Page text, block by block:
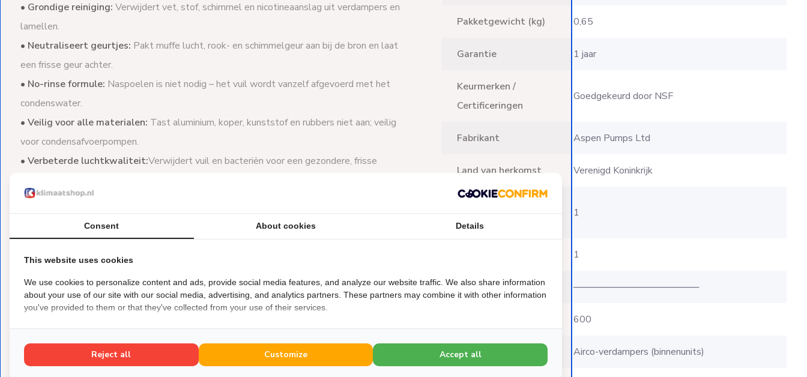
• Grondige reiniging: Verwijdert vet, stof, schimmel en nicotineaanslag uit verdampers en
lamellen.
• Neutraliseert geurtjes: Pakt muffe lucht, rook- en schimmelgeur aan bij de bron en laat
een frisse geur achter.
• No-rinse formule: Naspoelen is niet nodig – het vuil wordt vanzelf afgevoerd met het
condenswater.
• Veilig voor alle materialen: Tast aluminium, koper, kunststof en rubbers niet aan; veilig
voor condensafvoerpompen.
• Verbeterde luchtkwaliteit:Verwijdert vuil en bacteriën voor een gezondere, frisse
•Energiezuinig:Een schone verdamper verbetert de luchtstroom en vermindert het
•Milieuvriendelijk:Biologisch afbreekbaar, vrij van chloor, zuren en oplosmiddelen.
•Professioneel & gecertificeerd:
en
NSF-gecertificeerd voor veilig gebruik.
Combineer met handige accessoires
Advanced EasyFoam (buitenunit):
krachtige schuimreiniger voor condensors.
Pakketgewicht (kg) 0,65
Garantie 1 jaar
Keurmerken /
Certificeringen
Goedgekeurd door NSF
Fabrikant Aspen Pumps Ltd
Land van herkomst Verenigd Koninkrijk
(stuks)
1
1
▼ Specifieke gegevens ───────────────────
600
Geschikt voor Airco-verdampers (binnenunits)
Consent About cookies Details
This website uses cookies
We use cookies to personalize content and ads, provide social media features, and analyze our website traffic. We also share information
about your use of our site with our social media, advertising, and analytics partners. These partners may combine it with other information
you've provided to them or that they've collected from your use of their services.
Reject all Customize Accept all